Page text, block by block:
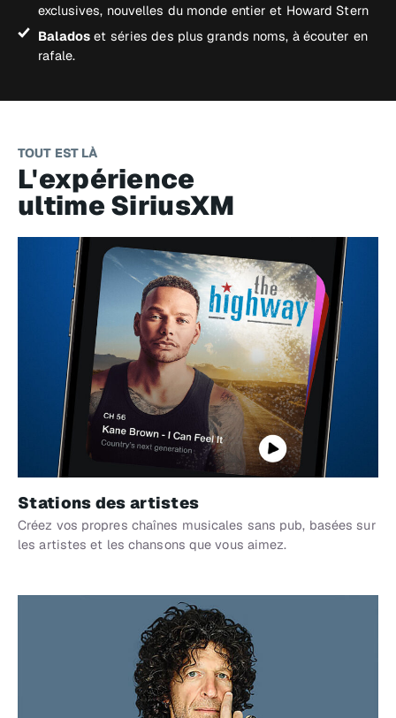
exclusives, nouvelles du monde entier et Howard Stern
Balados et séries des plus grands noms, à écouter en
rafale.
TOUT EST LÀ
L'expérience
ultime SiriusXM​
Stations des artistes
Créez vos propres chaînes musicales sans pub, basées sur
les artistes et les chansons que vous aimez.